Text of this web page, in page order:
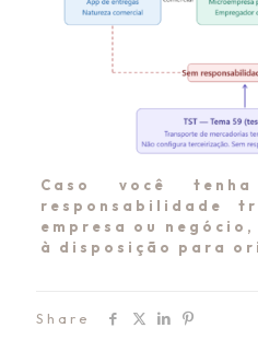
Caso você
responsabilidade
empresa ou
à disposição para
Share